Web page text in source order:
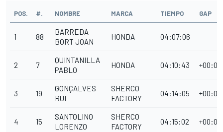
POS. #. NOMBRE MARCA TIEMPO GAP
1 88
BARREDA
BORT JOAN
HONDA 04:07:06
2 7
QUINTANILLA
PABLO
HONDA 04:10:43
3 19
GONÇALVES
RUI
SHERCO
FACTORY
04:14:05
4 15
SANTOLINO
LORENZO
SHERCO
FACTORY
04:15:02